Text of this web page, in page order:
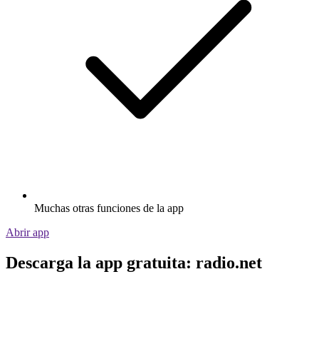
Muchas otras funciones de la app
Abrir app
Descarga la app gratuita: radio.net